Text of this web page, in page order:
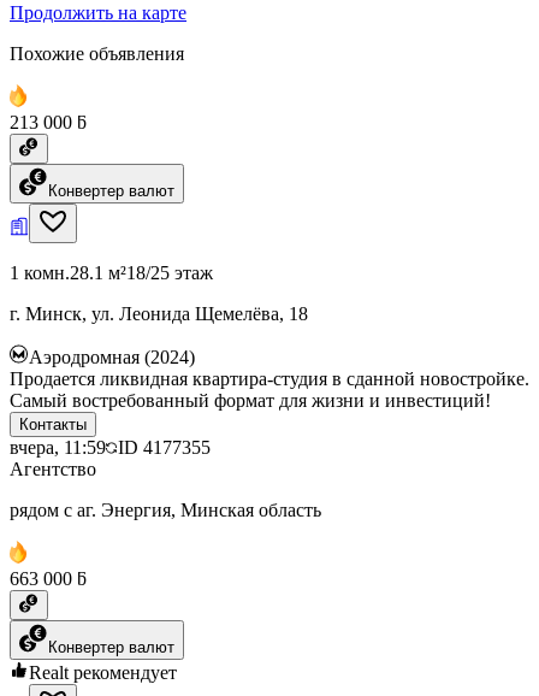
Продолжить на карте
Похожие объявления
213 000 ƃ
Конвертер валют
1 комн.28.1 м²18/25 этаж
г. Минск, ул. Леонида Щемелёва, 18
Аэродромная (2024)
Продается ликвидная квартира-студия в сданной новостройке.
Самый востребованный формат для жизни и инвестиций!
Контакты
вчера, 11:59 ID 4177355
Агентство
рядом с аг. Энергия, Минская область
663 000 ƃ
Конвертер валют
Realt рекомендует